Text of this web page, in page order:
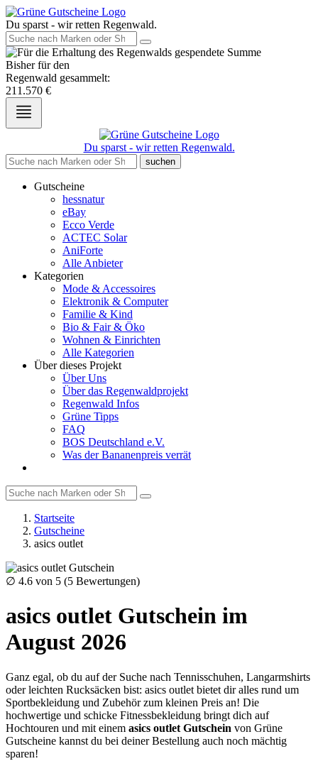
Du sparst - wir retten Regenwald.
Bisher für den
Regenwald gesammelt:
211.570 €
Du sparst - wir retten Regenwald.
suchen
Gutscheine
hessnatur
eBay
Ecco Verde
ACTEC Solar
AniForte
Alle Anbieter
Kategorien
Mode & Accessoires
Elektronik & Computer
Familie & Kind
Bio & Fair & Öko
Wohnen & Einrichten
Alle Kategorien
Über dieses Projekt
Über Uns
Über das Regenwaldprojekt
Regenwald Infos
Grüne Tipps
FAQ
BOS Deutschland e.V.
Was der Bananenpreis verrät
Startseite
Gutscheine
asics outlet
∅ 4.6 von 5 (5 Bewertungen)
asics outlet Gutschein im
August 2026
Ganz egal, ob du auf der Suche nach Tennisschuhen, Langarmshirts
oder leichten Rucksäcken bist: asics outlet bietet dir alles rund um
Sportbekleidung und Zubehör zum kleinen Preis an! Die
hochwertige und schicke Fitnessbekleidung bringt dich auf
Hochtouren und mit einem asics outlet Gutschein von Grüne
Gutscheine kannst du bei deiner Bestellung auch noch mächtig
sparen!